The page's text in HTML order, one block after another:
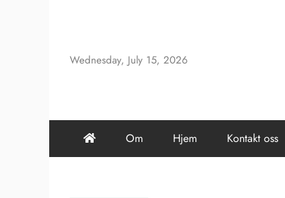
Wednesday, July 15, 2026
Om Hjem Kontakt oss